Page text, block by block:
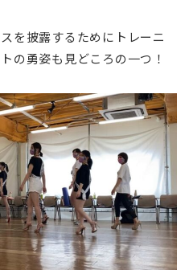
を披露するためにトレーニ
の勇姿も見どころの一つ！